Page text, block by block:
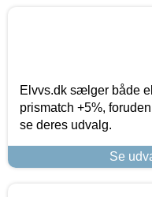
Elvvs.dk sælger både
prismatch +5%,
se deres udvalg.
Se